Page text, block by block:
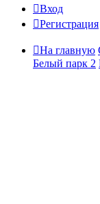
Вход
Регистрация
На главную
Белый парк 2